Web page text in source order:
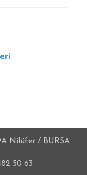
Nilüfer / BURSA
50 63